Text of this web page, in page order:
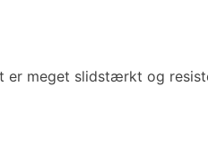
meget slidstærkt og